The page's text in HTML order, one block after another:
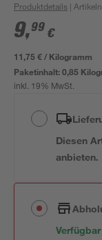
Produktdetails |
9,99 €
11,75 € / Kilogramm
Paketinhalt:0,85
inkl. 19% MwSt.
Diesen
anbieten.
Verfügbar